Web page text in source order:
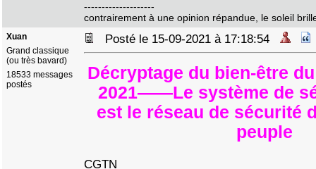
--------------------
contrairement à une opinion répandue, le soleil
Xuan
Grand classique
(ou très bavard)
18533 messages
postés
Posté le 15-09-2021 à 17:18:54
Décryptage du bien-être
2021——Le système de
est le réseau de sécurité
peuple
CGTN